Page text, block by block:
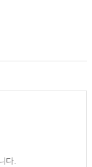
다.